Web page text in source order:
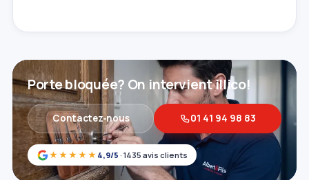
★★★★★ 4,9/5 · 1435 avis clients
Porte bloquée? On intervient illico!
Contactez‑nous 01 41 94 98 83